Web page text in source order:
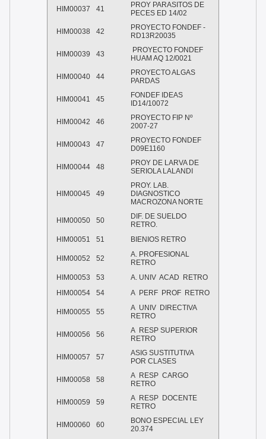
HIM00037 41
PROY PARASITOS DE
PECES ED 14/02
HIM00038 42
PROYECTO FONDEF -
RD13R20035
HIM00039 43
PROYECTO FONDEF
HUAM AQ 12/0021
HIM00040 44
PROYECTO ALGAS
PARDAS
HIM00041 45
FONDEF IDEAS
ID14/10072
HIM00042 46
PROYECTO FIP Nº
2007-27
HIM00043 47
PROYECTO FONDEF
D09E1160
HIM00044 48
PROY DE LARVA DE
SERIOLA LALANDI
HIM00045 49
PROY. LAB.
DIAGNOSTICO
MACROZONA NORTE
HIM00050 50
DIF. DE SUELDO
RETRO.
HIM00051
51 BIENIOS RETRO
HIM00052 52
A. PROFESIONAL
RETRO
HIM00053
53
A. UNIV ACAD RETRO
HIM00054
54 A PERF PROF RETRO
HIM00055 55
A UNIV DIRECTIVA
RETRO
HIM00056 56
A RESP SUPERIOR
RETRO
HIM00057 57
ASIG SUSTITUTIVA
POR CLASES
HIM00058 58
A RESP CARGO
RETRO
HIM00059 59
A RESP DOCENTE
RETRO
HIM00060 60
BONO ESPECIAL LEY
20.374